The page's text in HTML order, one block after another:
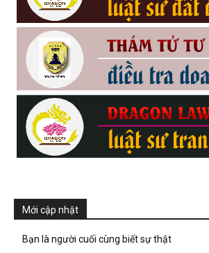
Mới cập nhật
Bạn là người cuối cùng biết sự thật